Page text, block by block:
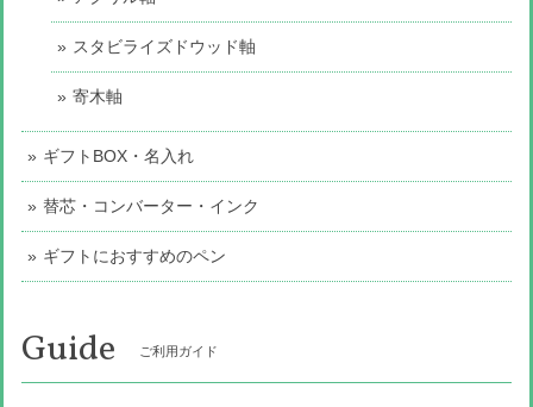
スタビライズドウッド軸
寄木軸
ギフトBOX・名入れ
替芯・コンバーター・インク
ギフトにおすすめのペン
Guide ご利用ガイド